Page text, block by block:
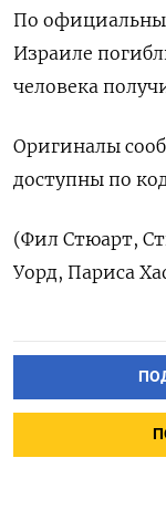
По
Израиле
человека
Оригиналы
доступны по
(Фил Стюарт,
Уорд, Париса